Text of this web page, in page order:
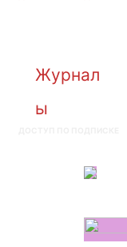
Журнал
ы